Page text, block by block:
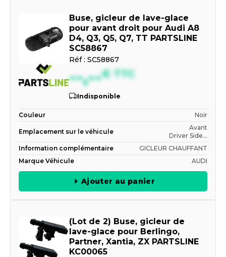
Buse, gicleur de lave-glace
pour avant droit pour Audi A8
D4, Q3, Q5, Q7, TT PARTSLINE
SC58867
Réf : SC58867
--,--€ TTC
Indisponible
Couleur Noir
Emplacement sur le véhicule
Avant
Driver Side...
Information complémentaire
GICLEUR CHAUFFANT
Marque Véhicule
AUDI
Ajouter au panier
(Lot de 2) Buse, gicleur de
lave-glace pour Berlingo,
Partner, Xantia, ZX PARTSLINE
KC00065